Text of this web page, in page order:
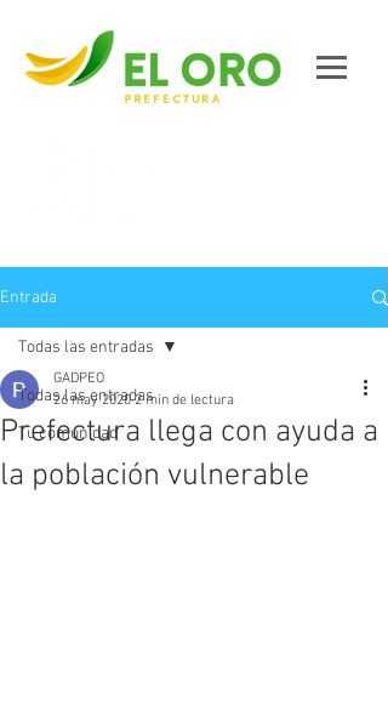
Entrada
Todas las entradas
Tu comunidad
Todas las entradas
Prefectura llega con ayuda a
la población vulnerable
GADPEO
26 may 2020 2 min de lectura